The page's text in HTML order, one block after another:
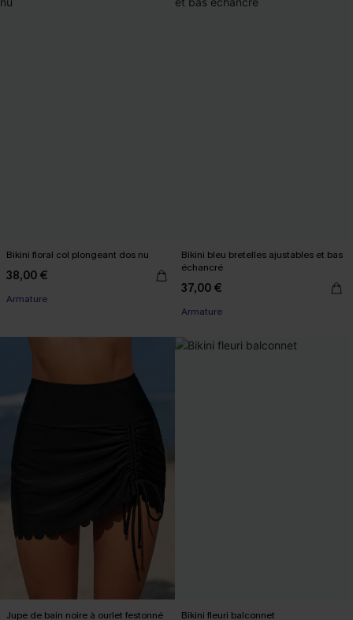
Bikini floral col plongeant dos nu
38,00 €
Armature
Bikini bleu bretelles ajustables et bas
échancré
37,00 €
Armature
Jupe de bain noire à ourlet festonné Bikini fleuri balconnet